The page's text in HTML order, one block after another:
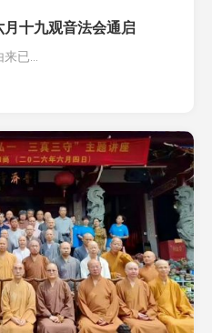
十九观音法会通启
已...